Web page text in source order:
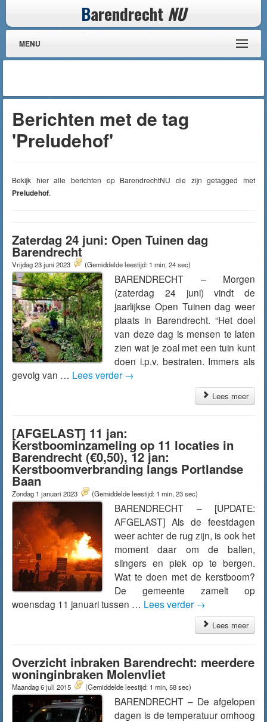
Barendrecht NU
MENU
Berichten met de tag
'Preludehof'
Bekijk hier alle berichten op BarendrechtNU die zijn getagged met
Preludehof.
Zaterdag 24 juni: Open Tuinen dag
Barendrecht
Vrijdag 23 juni 2023 (Gemiddelde leestijd: 1 min, 24 sec)
BARENDRECHT – Morgen
(zaterdag 24 juni) vindt de
jaarlijkse Open Tuinen dag weer
plaats in Barendrecht. “Het doel
van deze dag is mensen te laten
zien wat je zoal met een tuin kunt
doen i.p.v. bestraten. Immers als
gevolg van … Lees verder →
Lees meer
[AFGELAST] 11 jan:
Kerstboominzameling op 11 locaties in
Barendrecht (€0,50), 12 jan:
Kerstboomverbranding langs Portlandse
Baan
Zondag 1 januari 2023 (Gemiddelde leestijd: 1 min, 23 sec)
BARENDRECHT – [UPDATE:
AFGELAST] Als de feestdagen
weer achter de rug zijn, is ook het
moment daar om de ballen,
slingers en piek op te bergen.
Wat te doen met de kerstboom?
De gemeente zamelt op
woensdag 11 januari tussen … Lees verder →
Lees meer
Overzicht inbraken Barendrecht: meerdere
woninginbraken Molenvliet
Maandag 6 juli 2015 (Gemiddelde leestijd: 1 min, 58 sec)
BARENDRECHT – De afgelopen
dagen is de temperatuur omhoog